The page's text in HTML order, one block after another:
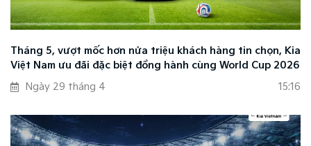
Tháng 5, vượt mốc hơn nửa triệu khách hàng tin chọn, Kia
Việt Nam ưu đãi đặc biệt đồng hành cùng World Cup 2026
Ngày 29 tháng 4
15:16